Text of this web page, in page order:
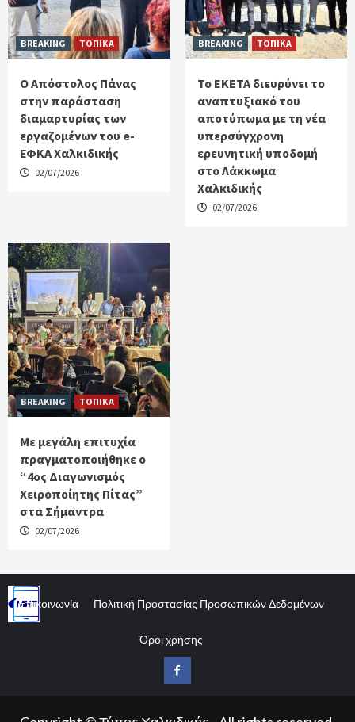
BREAKING ΤΟΠΙΚΑ
Ο Απόστολος Πάνας
στην παράσταση
διαμαρτυρίας των
εργαζομένων του e-
ΕΦΚΑ Χαλκιδικής
02/07/2026
BREAKING ΤΟΠΙΚΑ
Το ΕΚΕΤΑ διευρύνει το
αναπτυξιακό του
αποτύπωμα με τη νέα
υπερσύγχρονη
ερευνητική υποδομή
στο Λάκκωμα
Χαλκιδικής
02/07/2026
BREAKING ΤΟΠΙΚΑ
Με μεγάλη επιτυχία
πραγματοποιήθηκε ο
“4ος Διαγωνισμός
Χειροποίητης Πίτας”
στα Σήμαντρα
02/07/2026
Επικοινωνία Πολιτική Προστασίας Προσωπικών Δεδομένων
Όροι χρήσης
Facebook